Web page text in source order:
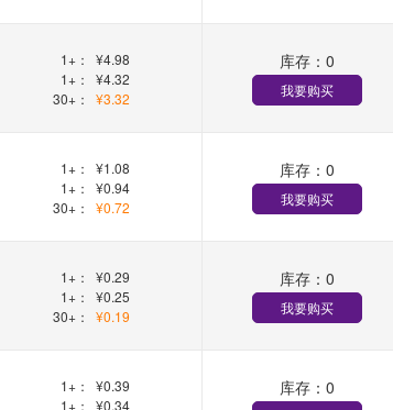
1+：
¥4.98
1+：
¥4.32
30+：
¥3.32
库存： 0
我要购买
1+：
¥1.08
1+：
¥0.94
30+：
¥0.72
库存： 0
我要购买
1+：
¥0.29
1+：
¥0.25
30+：
¥0.19
库存： 0
我要购买
1+：
¥0.39
1+：
¥0.34
库存： 0